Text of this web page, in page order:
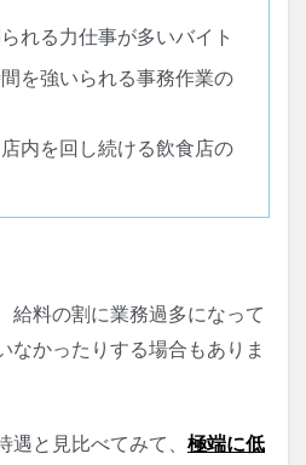
れる力仕事が多いバイト
を強いられる事務作業の
内を回し続ける飲食店の
給料の割に業務過多になって
なかったりする場合もありま
遇と見比べてみて、 極端に低